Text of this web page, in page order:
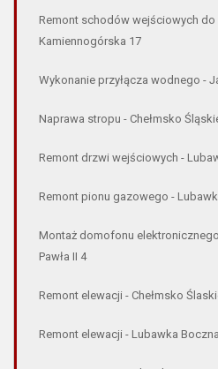
Remont schodów wejściowych do
Kamiennogórska 17
Wykonanie przyłącza wodnego -
Naprawa stropu - Chełmsko
Remont drzwi wejściowych -
Remont pionu gazowego -
Montaż domofonu
Pawła II 4
Remont elewacji - Chełmsko
Remont elewacji - Lubawka